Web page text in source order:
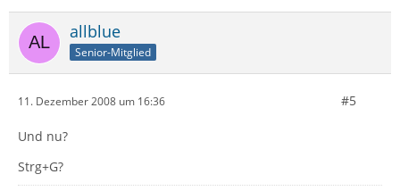
allblue
Senior-Mitglied
11. Dezember 2008 um 16:36 #5
Und nu?
Strg+G?